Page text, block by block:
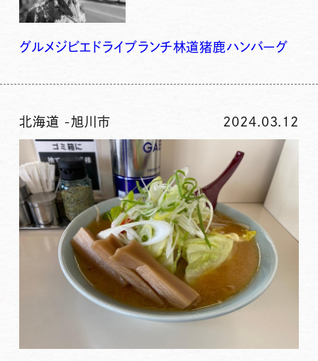
グルメ ジビエ ドライブランチ林道猪鹿ハンバーグ
北海道 -旭川市 2024.03.12